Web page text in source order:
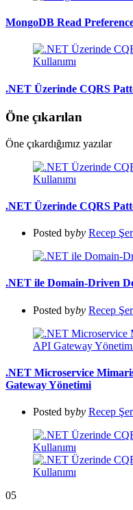
MongoDB Read
.NET Üzerinde CQRS
Öne çıkarılan
Öne çıkardığımız yazılar
.NET Üzerinde CQRS
Posted byby Recep
.NET ile Domain-Driven
Posted byby Recep
.NET Microservice
Gateway Yönetimi
Posted byby Recep
05